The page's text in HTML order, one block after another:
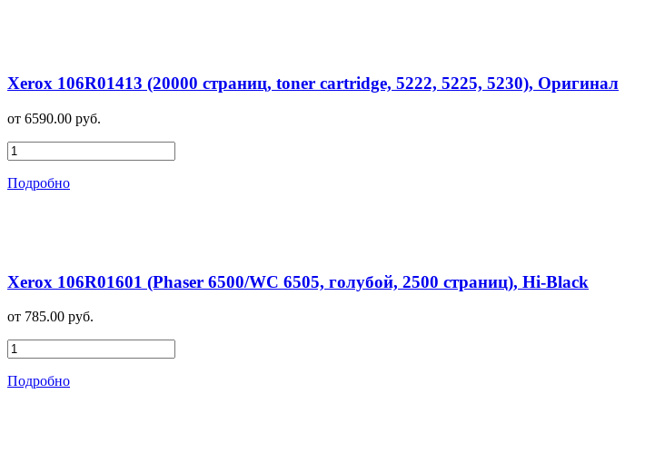
Xerox 106R01413 (20000 страниц, toner cartridge, 5222, 5225, 5230), Оригинал
от 6590.00 руб.
Подробно
Xerox 106R01601 (Phaser 6500/WC 6505, голубой, 2500 страниц), Hi-Black
от 785.00 руб.
Подробно